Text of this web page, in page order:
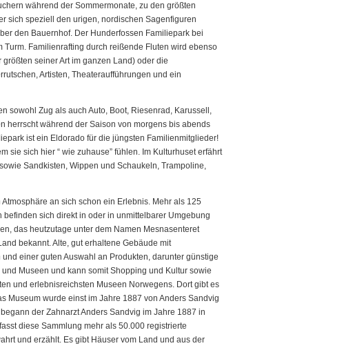
während der Sommermonate, zu den größten
sich speziell den urigen, nordischen Sagenfiguren
den Bauernhof. Der Hunderfossen Familiepark bei
Familienrafting durch reißende Fluten wird ebenso
seiner Art im ganzen Land) oder die
Artisten, Theateraufführungen und ein
sowohl Zug als auch Auto, Boot, Riesenrad, Karussell,
herrscht während der Saison von morgens bis abends
ist ein Eldorado für die jüngsten Familienmitglieder!
sie sich hier “ wie zuhause” fühlen. Im Kulturhuset erfährt
Sandkisten, Wippen und Schaukeln, Trampoline,
an sich schon ein Erlebnis. Mehr als 125
sich direkt in oder in unmittelbarer Umgebung
das heutzutage unter dem Namen Mesnasenteret
bekannt. Alte, gut erhaltene Gebäude mit
einer guten Auswahl an Produkten, darunter günstige
Museen und kann somit Shopping und Kultur sowie
und erlebnisreichsten Museen Norwegens. Dort gibt es
Museum wurde einst im Jahre 1887 von Anders Sandvig
der Zahnarzt Anders Sandvig im Jahre 1887 in
diese Sammlung mehr als 50.000 registrierte
und erzählt. Es gibt Häuser vom Land und aus der